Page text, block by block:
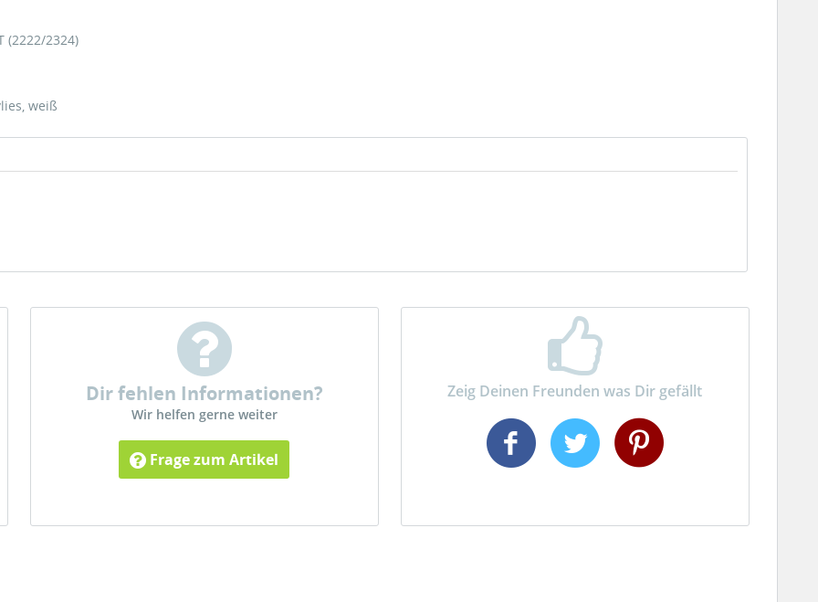
(2222/2324)
weiß
Dir fehlen Informationen?
Wir helfen gerne weiter
Frage zum Artikel
Zeig Deinen Freunden was Dir gefällt